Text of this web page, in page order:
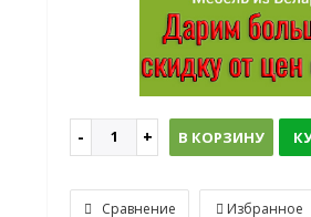
В КОРЗИНУ
Сравнение Избранное